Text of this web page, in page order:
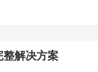
解决方案